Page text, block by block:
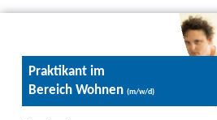
Praktikant im
Bereich Wohnen (m/w/d)